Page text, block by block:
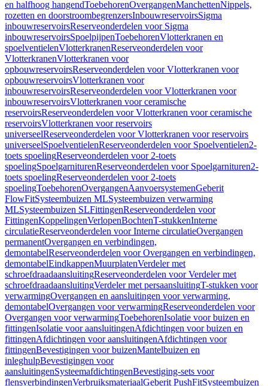
en halfhoog hangendToebehorenOvergangenManchettenNippels,
rozetten en doorstroombegrenzersInbouwreservoirsSigma
inbouwreservoirsReserveonderdelen voor Sigma
inbouwreservoirsSpoelpijpenToebehorenVlotterkranen en
spoelventielenVlotterkranenReserveonderdelen voor
VlotterkranenVlotterkranen voor
opbouwreservoirsReserveonderdelen voor Vlotterkranen voor
opbouwreservoirsVlotterkranen voor
inbouwreservoirsReserveonderdelen voor Vlotterkranen voor
inbouwreservoirsVlotterkranen voor ceramische
reservoirsReserveonderdelen voor Vlotterkranen voor ceramische
reservoirsVlotterkranen voor reservoirs
universeelReserveonderdelen voor Vlotterkranen voor reservoirs
universeelSpoelventielenReserveonderdelen voor Spoelventielen2-
toets spoelingReserveonderdelen voor 2-toets
spoelingSpoelgarniturenReserveonderdelen voor Spoelgarnituren2-
toets spoelingReserveonderdelen voor 2-toets
spoelingToebehorenOvergangenAanvoersystemenGeberit
FlowFitSysteembuizen MLSysteembuizen verwarming
MLSysteembuizen SLFittingenReserveonderdelen voor
FittingenKoppelingenVerlopenBochtenT-stukkenInterne
circulatieReserveonderdelen voor Interne circulatieOvergangen
permanentOvergangen en verbindingen,
demontabelReserveonderdelen voor Overgangen en verbindingen,
demontabelEindkappenMuurplatenVerdeler met
schroefdraadaansluitingReserveonderdelen voor Verdeler met
schroefdraadaansluitingVerdeler met persaansluitingT-stukken voor
verwarmingOvergangen en aansluitingen voor verwarming,
demontabelOvergangen voor verwarmingReserveonderdelen voor
Overgangen voor verwarmingToebehorenIsolatie voor buizen en
fittingenIsolatie voor aansluitingenAfdichtingen voor buizen en
fittingenAfdichtingen voor aansluitingenAfdichtingen voor
fittingenBevestigingen voor buizenMantelbuizen en
inleghulpBevestigingen voor
aansluitingenSysteemafdichtingenBevestiging-sets voor
flensverbindingenVerbruiksmateriaalGeberit PushFitSysteembuizen